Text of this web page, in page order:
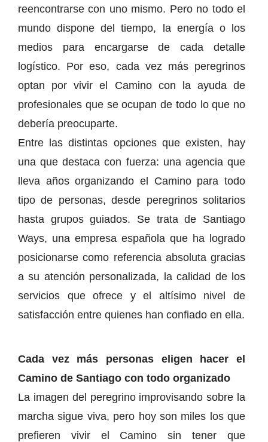
reencontrarse con uno mismo. Pero no todo el
mundo dispone del tiempo, la energía o los
medios para encargarse de cada detalle
logístico. Por eso, cada vez más peregrinos
optan por vivir el Camino con la ayuda de
profesionales que se ocupan de todo lo que no
debería preocuparte.
Entre las distintas opciones que existen, hay
una que destaca con fuerza: una agencia que
lleva años organizando el Camino para todo
tipo de personas, desde peregrinos solitarios
hasta grupos guiados. Se trata de Santiago
Ways, una empresa española que ha logrado
posicionarse como referencia absoluta gracias
a su atención personalizada, la calidad de los
servicios que ofrece y el altísimo nivel de
satisfacción entre quienes han confiado en ella.
Cada vez más personas eligen hacer el
Camino de Santiago con todo organizado
La imagen del peregrino improvisando sobre la
marcha sigue viva, pero hoy son miles los que
prefieren vivir el Camino sin tener que